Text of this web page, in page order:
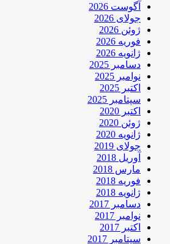
آگوست 2026
جولای 2026
ژوئن 2026
فوریه 2026
ژانویه 2026
دسامبر 2025
نوامبر 2025
اکتبر 2025
سپتامبر 2025
اکتبر 2020
ژوئن 2020
ژانویه 2020
جولای 2019
آوریل 2018
مارس 2018
فوریه 2018
ژانویه 2018
دسامبر 2017
نوامبر 2017
اکتبر 2017
سپتامبر 2017